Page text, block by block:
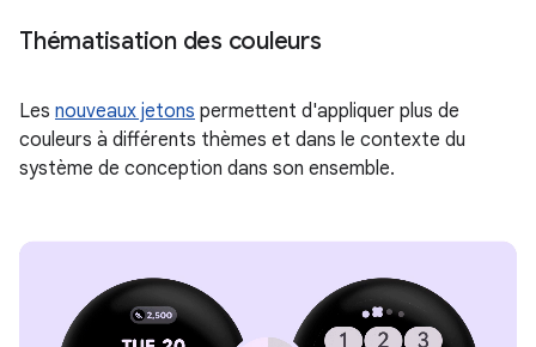
Thématisation des couleurs
Les nouveaux jetons permettent d'appliquer plus de
couleurs à différents thèmes et dans le contexte du
système de conception dans son ensemble.